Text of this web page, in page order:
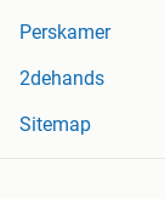
Perskamer
2dehands
Sitemap